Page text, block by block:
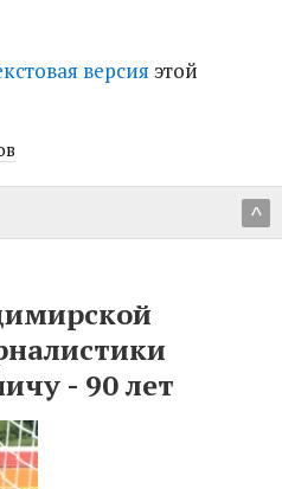
версия этой
^
- 90 лет